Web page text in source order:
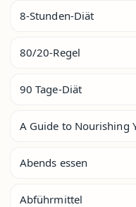
8-Stunden-Diät
80/20-Regel
90 Tage-Diät
A Guide to Nourishing
Abends essen
Abführmittel